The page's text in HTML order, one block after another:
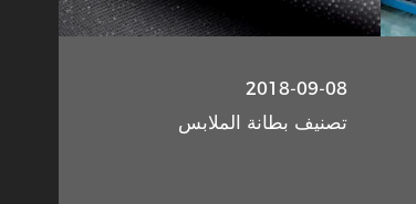
2018-09-08
تصنيف بطانة الملابس